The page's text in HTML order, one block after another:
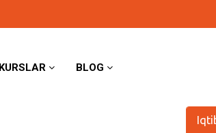
KURSLAR BLOG